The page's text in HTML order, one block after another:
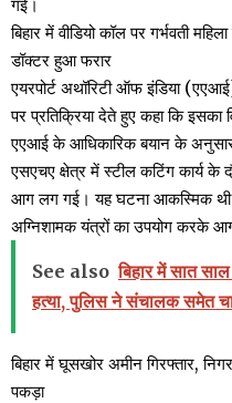
गई।
बिहार में वीडियो कॉल पर गर्भवती
डॉक्टर हुआ फरार
एयरपोर्ट अथॉरिटी ऑफ इंडिया
पर प्रतिक्रिया देते हुए कहा कि इसका
एएआई के आधिकारिक बयान के
एसएचए क्षेत्र में स्टील कटिंग कार्य के
आग लग गई। यह घटना आकस्मिक
अग्निशामक यंत्रों का उपयोग करके
See also बिहार में सात
हत्या, पुलिस ने संचालक समेत
बिहार में घूसखोर अमीन गिरफ्तार,
पकड़ा